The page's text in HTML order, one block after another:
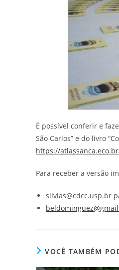
É possível conferir e
São Carlos” e do livro
https://
Para receber a versão
silvias@cdcc.usp.br
VOCÊ TAMBÉM